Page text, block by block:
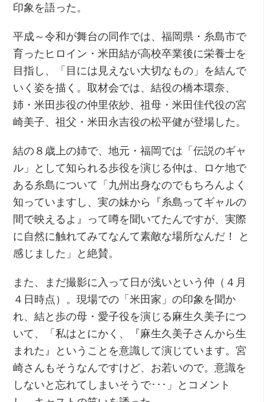
印象を語った。
平成～令和が舞台の同作では、福岡県・糸島市で
育ったヒロイン・米田結が高校卒業後に栄養士を
目指し、「目には見えない大切なもの」を結んで
いく姿を描く。取材会では、結役の橋本環奈、
姉・米田歩役の仲里依紗、祖母・米田佳代役の宮
崎美子、祖父・米田永吉役の松平健が登場した。
結の８歳上の姉で、地元・福岡では「伝説のギャ
ル」として知られる歩役を演じる仲は、ロケ地で
ある糸島について「九州出身なのでもちろんよく
知っていますし、実の妹から『糸島ってギャルの
間で映えるよ』って噂を聞いてたんですが、実際
に自然に触れてみてなんて素敵な場所なんだ！ と
感じました」と絶賛。
また、まだ撮影に入って日が浅いという仲（４月
４日時点）。現場での「米田家」の印象を聞か
れ、結と歩の母・愛子役を演じる麻生久美子につ
いて、「私はとにかく、『麻生久美子さんから生
まれた』ということを意識して演じています。宮
崎さんもそうなんですけど、お若いので。意識を
しないと忘れてしまいそうで･･･」とコメント